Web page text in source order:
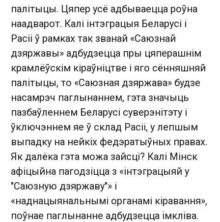
палітыцы. Цяпер усё адбываецца роўна
наадварот. Калі інтэграцыя Беларусі і
Расіі ў рамках так званай «Саюзнай
дзяржавы» адбудзецца пры цяперашнім
крамлёўскім кіраўніцтве і яго сённяшняй
палітыцы, то «Саюзная дзяржава» будзе
насамрэч паглынаннем, гэта значыць
пазбаўленнем Беларусі суверэнітэту і
ўключэннем яе ў склад Расіі, у лепшым
выпадку на нейкіх федэратыўных правах.
Як далёка гэта можа зайсці? Калі Мінск
афіцыйна пагодзіцца з «інтэграцыяй у
"Саюзную дзяржаву"» і
«наднацыянальнымі органамі кіравання»,
поўнае паглынанне адбудзецца імкліва.